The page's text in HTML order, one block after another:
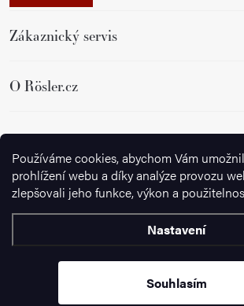
Používáme cookies, abychom Vám
prohlížení webu a díky analýze provozu
zlepšovali jeho funkce, výkon a
Nastavení
Souhlasím
Zákaznický servis
O Rösler.cz
Sledujte nás
nastavení cookies